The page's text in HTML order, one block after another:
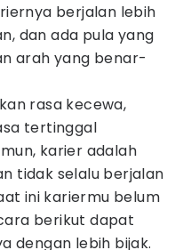
berjalan lebih
dan ada pula yang
arah yang benar-
rasa kecewa,
tertinggal
karier adalah
tidak selalu berjalan
ini kariermu belum
berikut dapat
dengan lebih bijak.